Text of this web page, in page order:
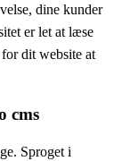
dine kunder
er let at læse
dit website at
cms
Sproget i